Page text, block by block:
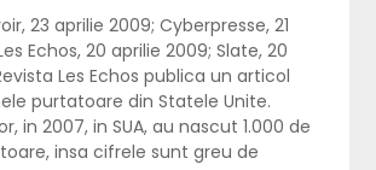
23 aprilie 2009; Cyberpresse, 21
Echos, 20 aprilie 2009; Slate, 20
Les Echos publica un articol
purtatoare din Statele Unite.
in 2007, in SUA, au nascut 1.000 de
insa cifrele sunt greu de